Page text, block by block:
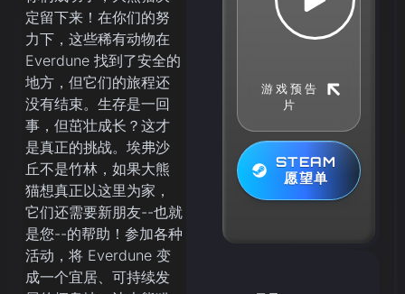
定留下来！在你们的努
力下，这些稀有动物在
Everdune 找到了安全的
地方，但它们的旅程还
没有结束。生存是一回
事，但茁壮成长？这才
是真正的挑战。埃弗沙
丘不是竹林，如果大熊
猫想真正以这里为家，
它们还需要新朋友--也就
是您--的帮助！参加各种
活动，将 Everdune 变
成一个宜居、可持续发
游戏预告
片
STEAM
愿望单